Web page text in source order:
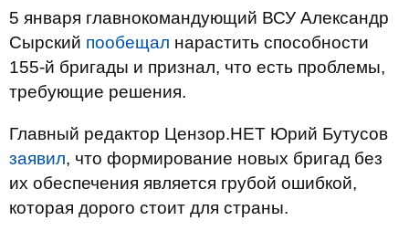
5 января главнокомандующий ВСУ Александр
Сырский пообещал нарастить способности
155-й бригады и признал, что есть проблемы,
требующие решения.
Главный редактор Цензор.НЕТ Юрий Бутусов
заявил, что формирование новых бригад без
их обеспечения является грубой ошибкой,
которая дорого стоит для страны.